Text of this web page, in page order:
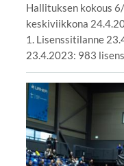
Hallituksen kokous
keskiviikkona
1. Lisenssitilanne
23.4.2023: 983